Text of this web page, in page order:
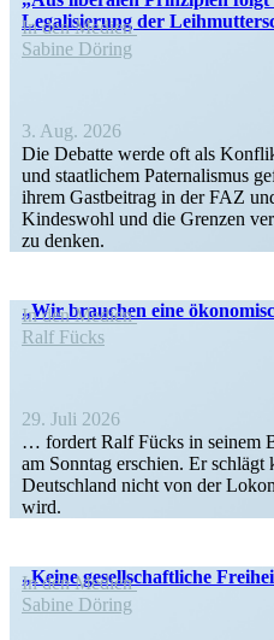
Legali­sierung der
In den Medien
Sabine Döring
3. Aug. 2026
Die Debatte werde oft als
und staat­lichem Pater­na­lismus
ihrem Gastbeitrag in der FAZ
Kindeswohl und die Grenzen
zu denken.
„Wir brauchen eine
In den Medien
Ralf Fücks
29. Juli 2026
… fordert Ralf Fücks in seinem
am Sonntag erschien. Er
Deutschland nicht von der
wird.
„Keine gesell­schaft­liche
In den Medien
Sabine Döring